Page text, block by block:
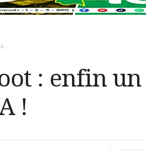
: enfin
!